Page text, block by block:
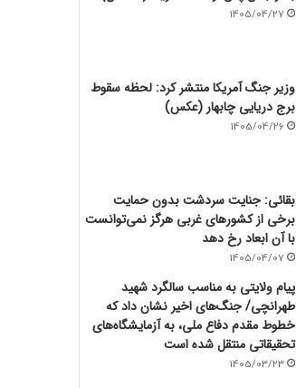
1405/04/27
وزیر جنگ آمریکا منتشر کرد: لحظه سقوط
برج دریایی چابهار (عکس)
1405/04/26
بقائی: جنایت سردشت بدون حمایت
برخی از کشورهای غربی هرگز نمی‌توانست
با آن ابعاد رخ دهد
1405/04/07
پیام ولایتی به مناسب سالگرد شهید
طهرانچی/ جنگ‌های اخیر نشان داد که
خطوط مقدم دفاع ملی، به آزمایشگاه‌های
تحقیقاتی منتقل شده است
1405/03/23